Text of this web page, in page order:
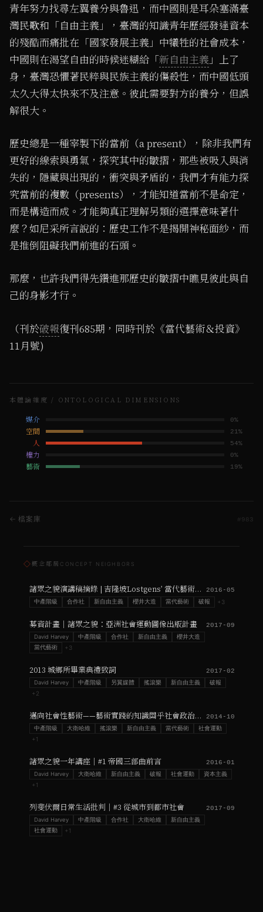
青年努力找尋左翼養分與魯迅，而中國則是耳朵塞滿臺
灣民歌和「自由主義」，臺灣的知識青年歷經發達資本
的殘酷而痛批在「國家發展主義」中犧牲的社會成本，
中國則在渴望自由的時候迷糊給「新自由主義」上了
身，臺灣恐懼著民粹與民族主義的傷殺性，而中國低頭
太久大得太快來不及注意。彼此需要對方的養分，但誤
解很大。
歷史總是一種宰製下的當前（a present），除非我們有
更好的線索與勇氣，探究其中的皺摺，那些被吸入與消
失的，隱藏與出現的，衝突與矛盾的，我們才有能力探
究當前的複數（presents），才能知道當前不是命定，
而是構造而成。才能夠真正理解另類的選擇意味著什
麼？如尼采所言說的：歷史工作不是揭開神秘面紗，而
是推倒阻礙我們前進的石頭。
那麼，也許我們得先鑽進那歷史的皺摺中瞧見彼此與自
己的身影才行。
（刊於破報復刊685期，同時刊於《當代藝術＆投資》
11月號)
本體論維度 / ONTOLOGICAL DIMENSIONS
媒介 0%
空間 21%
人 54%
權力 0%
藝術 19%
← 檔案庫 983
◇概念鄰居 CONCEPT NEIGHBORS
諸眾之貌演講稿摘錄 | 吉隆坡Lostgens’ 當代藝術空間 2016-05
中產階級 合作社 新自由主義 櫻井大造 當代藝術 破報 + 3
募資計畫｜諸眾之貌：亞洲社會運動圖像出版計畫 2017-09
David Harvey 中產階級 合作社 新自由主義
櫻井大造
當代藝術
+ 3
2013 城鄉所畢業典禮致詞 2017-02
David Harvey 中產階級 另翼媒體 搖滾樂 新自由主義 破報
+ 2
邁向社會性藝術——藝術實踐的知識關乎社會政治過程的知識 2014-10
中產階級 大衛哈維 搖滾樂 新自由主義 當代藝術 社會運動
+ 1
諸眾之貌一年講座｜#1 帝國三部曲前言 2016-01
David Harvey 大衛哈維 新自由主義 破報 社會運動 資本主義
+ 1
列斐伏爾日常生活批判｜#3 從城市到都市社會 2017-09
David Harvey 中產階級 合作社 大衛哈維
新自由主義
社會運動
+ 1